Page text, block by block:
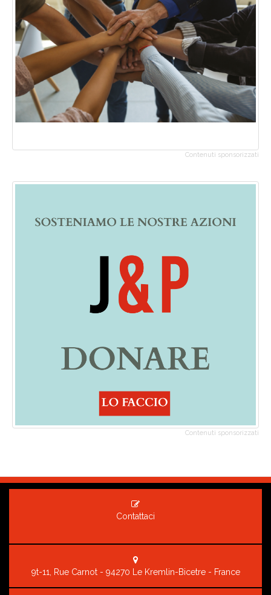
Contenuti sponsorizzati
Contenuti sponsorizzati
Contattaci
9t-11, Rue Carnot - 94270 Le Kremlin-Bicetre - France